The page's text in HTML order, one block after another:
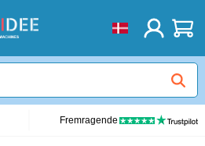
Fremragende